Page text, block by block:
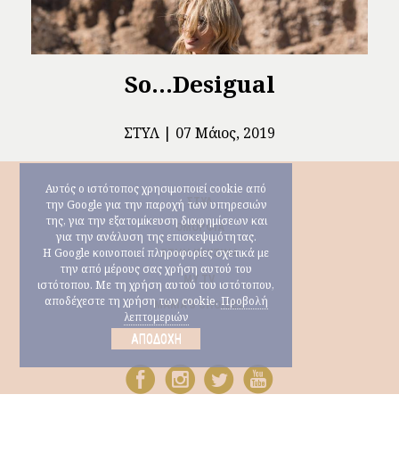
So...Desigual
ΣΤΥΛ 07 Μάιος, 2019
ΣΤΥΛ
ΟΜΟΡΦΙΆ
ΣΤΗΝ ΚΟΥΖΊΝΑ
MY TV
ΜARIA’S CHOICES
Αυτός ο ιστότοπος χρησιμοποιεί cookie από
την Google για την παροχή των υπηρεσιών
της, για την εξατομίκευση διαφημίσεων και
για την ανάλυση της επισκεψιμότητας.
Η Google κοινοποιεί πληροφορίες σχετικά με
την από μέρους σας χρήση αυτού του
ιστότοπου. Με τη χρήση αυτού του ιστότοπου,
αποδέχεστε τη χρήση των cookie. Προβολή
λεπτομεριών
ΑΠΟΔΟΧΉ